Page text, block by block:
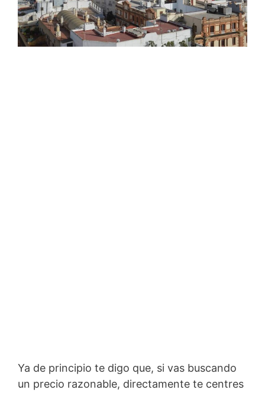
Ya de principio te digo que, si vas buscando
un precio razonable, directamente te centres